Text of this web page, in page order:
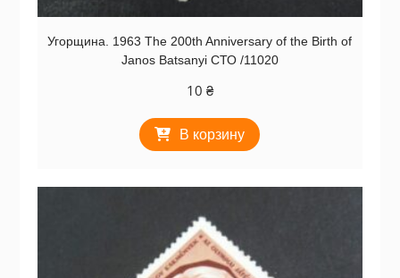
Угорщина. 1963 The 200th Anniversary of the Birth of
Janos Batsanyi СТО /11020
10 ₴
В корзину